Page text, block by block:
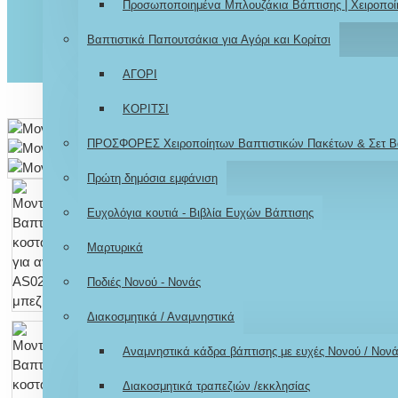
Προσωποποιημένα Μπλουζάκια Βάπτισης |
Βαπτιστικά Παπουτσάκια για Αγόρι και Κορίτσι
ΑΓΟΡΙ
ΚΟΡΙΤΣΙ
ΠΡΟΣΦΟΡΕΣ Χειροποίητων Βαπτιστικών Πακέτων & Σετ
Πρώτη δημόσια εμφάνιση
Ευχολόγια κουτιά - Βιβλία Ευχών Βάπτισης
Μαρτυρικά
Ποδιές Νονού - Νονάς
Διακοσμητικά / Αναμνηστικά
Αναμνηστικά κάδρα βάπτισης με ευχές Νονού /
Διακοσμητικά τραπεζιών /εκκλησίας